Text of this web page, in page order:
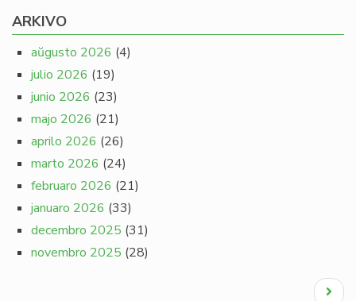
ARKIVO
aŭgusto 2026 (4)
julio 2026 (19)
junio 2026 (23)
majo 2026 (21)
aprilo 2026 (26)
marto 2026 (24)
februaro 2026 (21)
januaro 2026 (33)
decembro 2025 (31)
novembro 2025 (28)
Next